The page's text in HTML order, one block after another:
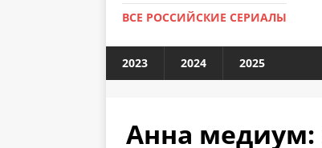
ВСЕ РОССИЙСКИЕ СЕРИАЛЫ
2023 2024 2025
Анна медиум: